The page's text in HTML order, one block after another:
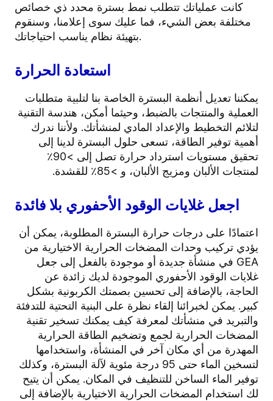
كانت عملياتك تتطلب نمط بسترة محدد ذي خصائص
مختلفة بعض الشيء، فما عليك سوى إعلامنا، وسنقوم
بتهيئة نظام يناسب احتياجاتك.
استعادة الحرارة
يمكننا تعديل أنظمة البسترة الخاصة بنا لتلبية متطلبات
العملية والمنتجات بالضبط، وحيثما أمكن، هندسة التقنية
لتلائم التخطيط والإعداد المادي لمنشأتك. ولأننا ندرك
أهمية توفير الطاقة، تسعى حلول البسترة لدينا إلى
تحقيق مستويات استرداد حرارة تصل إلى >90٪
لمنتجات الألبان ومزيج الألبان، و >85٪ للقشدة.
اجعل غلايات الوقود الأحفوري بلا فائدة
اعتمادًا على درجات حرارة البسترة المطلوبة، يمكن أن
يؤدي تركيب وحدات المضخات الحرارية الاختيارية من
GEA في منشأة جديدة أو موجودة بالفعل إلى جعل
غلايات الوقود الأحفوري الموجودة لديك زائدة عن
الحاجة، بالإضافة إلى تحسين بصمتك الكربونية بشكل
كبير. يمكن لخبرائنا إلقاء نظرة على البنية التحتية للتدفئة
والتبريد في منشأتك لمعرفة كيف يمكنك تسخير تقنية
المضخات الحرارية لجمع وتضخيم الطاقة الحرارية
المهدرة من أي مكان آخر في المنشأة، واستخدامها
لتسخين الماء حتى 95 درجة مئوية لآلة البسترة، وكذلك
توفير الماء الساخن للتنظيف في المكان. يمكن أن يتيح
لك استخدام المضخات الحرارية الاختيارية بالإضافة إلى